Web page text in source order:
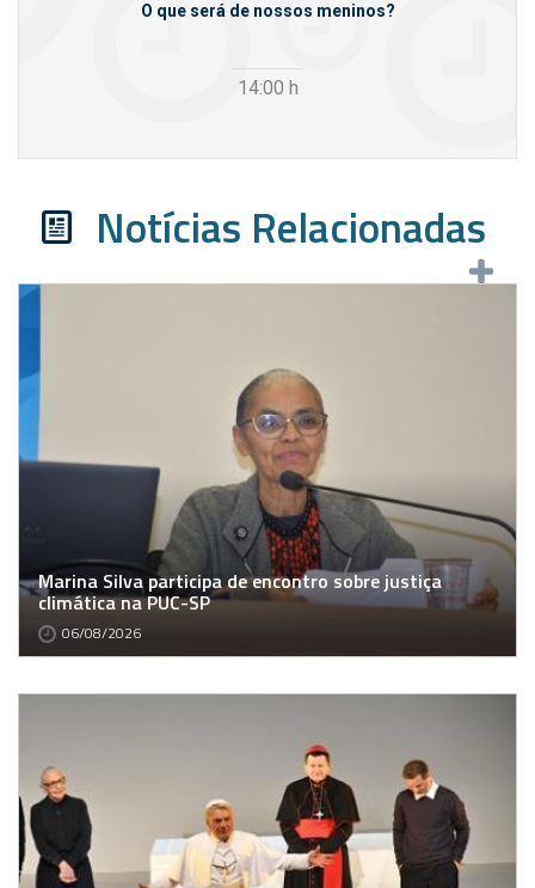
O que será de nossos meninos?
14:00 h
Notícias Relacionadas
Marina Silva participa de encontro sobre justiça
climática na PUC-SP
06/08/2026